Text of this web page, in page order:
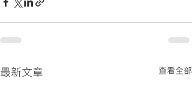
最新文章 查看全部